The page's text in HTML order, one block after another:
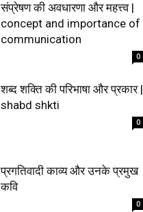
संप्रेषण की अवधारणा और महत्त्व |
concept and importance of
communication
0
शब्द शक्ति की परिभाषा और प्रकार |
shabd shkti
0
प्रगतिवादी काव्य और उनके प्रमुख
कवि
0